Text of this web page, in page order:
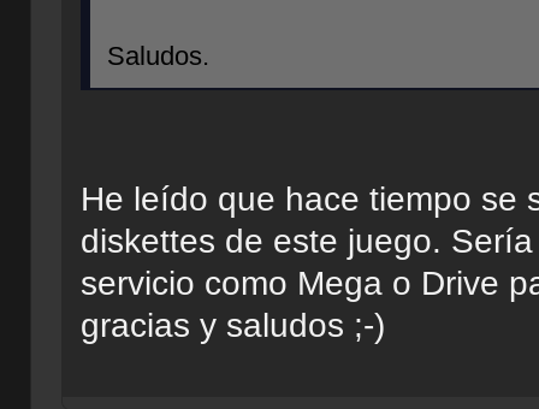
Saludos.
He leído que hace tiempo se
diskettes de este juego.
servicio como Mega o Drive
gracias y saludos ;-)